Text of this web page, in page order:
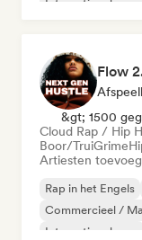
Internationale rap
Flow
&gt; 1500
Cloud Rap / Hip
Boor/TruiGrime
Artiesten
Rap in het Engels
Commercieel /
Internationale rap